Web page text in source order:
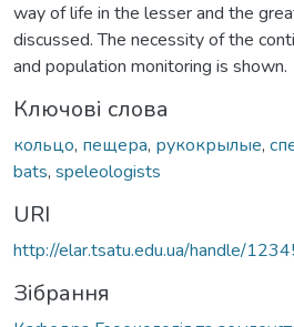
way of life in the lesser and the
discussed. The necessity of the
and population monitoring is shown.
Ключові слова
кольцо, пещера, рукокрылые,
bats, speleologists
URI
http://elar.tsatu.edu.ua/handle/
Зібрання